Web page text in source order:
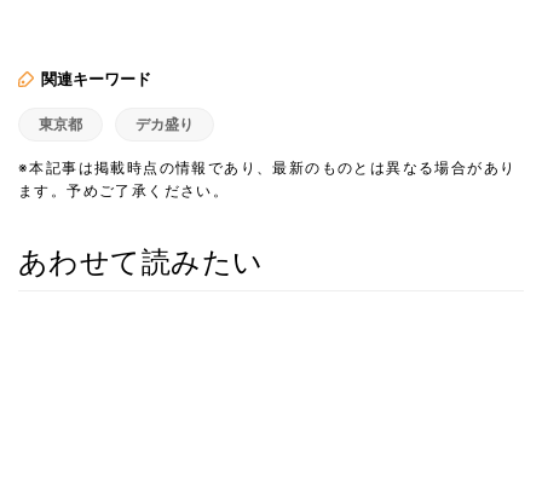
関連キーワード
東京都 デカ盛り
※本記事は掲載時点の情報であり、最新のものとは異なる場合があり
ます。予めご了承ください。
あわせて読みたい